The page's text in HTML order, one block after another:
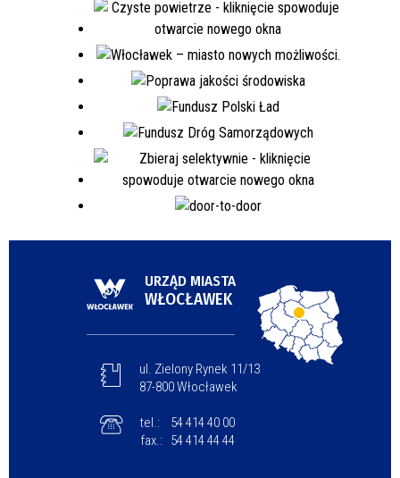
URZĄD MIASTA
WŁOCŁAWEK
ul. Zielony Rynek 11/13
87-800 Włocławek
tel.:
54 414 40 00
fax.:
54 414 44 44